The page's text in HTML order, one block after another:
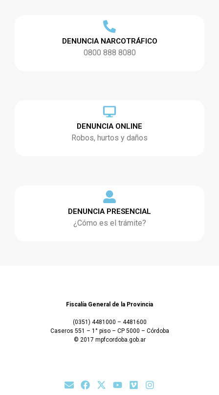
DENUNCIA NARCOTRÁFICO
0800 888 8080
DENUNCIA ONLINE
Robos, hurtos y daños
DENUNCIA PRESENCIAL
¿Cómo es el trámite?
Fiscalía General de la Provincia
(0351) 4481000 – 4481600
Caseros 551 – 1° piso – CP 5000 – Córdoba
© 2017 mpfcordoba.gob.ar